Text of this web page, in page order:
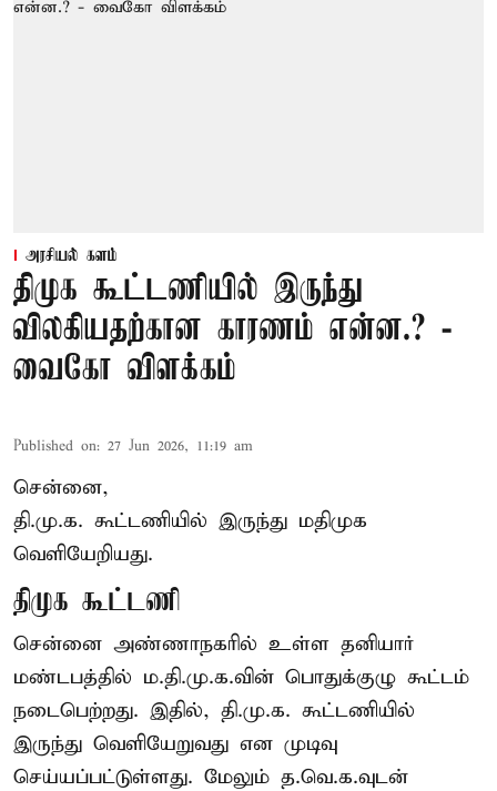
அரசியல் களம்
திமுக கூட்டணியில் இருந்து
விலகியதற்கான காரணம் என்ன.? -
வைகோ விளக்கம்
Published on: 27 Jun 2026, 11:19 am
சென்னை,
தி.மு.க. கூட்டணியில் இருந்து மதிமுக
வெளியேறியது.
திமுக கூட்டணி
சென்னை அண்ணாநகரில் உள்ள தனியார்
மண்டபத்தில் ம.தி.மு.க.வின் பொதுக்குழு கூட்டம்
நடைபெற்றது. இதில், தி.மு.க. கூட்டணியில்
இருந்து வெளியேறுவது என முடிவு
செய்யப்பட்டுள்ளது. மேலும் த.வெ.க.வுடன்